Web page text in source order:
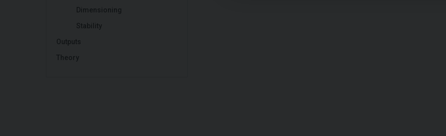
Dimensioning
Stability
Outputs
Theory